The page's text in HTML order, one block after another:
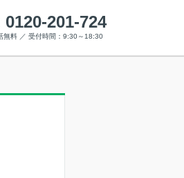
0120-201-724
無料 ／ 受付時間：9:30～18:30